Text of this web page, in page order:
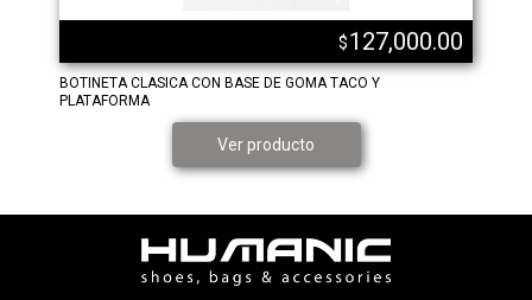
$127,000.00
BOTINETA CLASICA CON BASE DE GOMA TACO Y
PLATAFORMA
Ver producto